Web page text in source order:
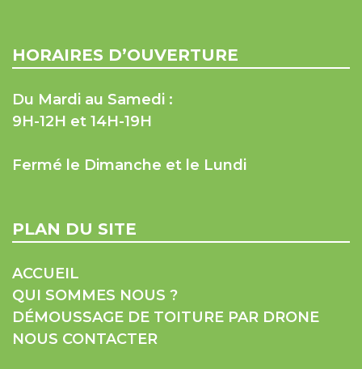
HORAIRES D’OUVERTURE
Du Mardi au Samedi :
9H-12H et 14H-19H
Fermé le Dimanche et le Lundi
PLAN DU SITE
ACCUEIL
QUI SOMMES NOUS ?
DÉMOUSSAGE DE TOITURE PAR DRONE
NOUS CONTACTER